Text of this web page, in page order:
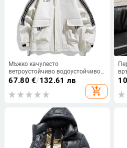
Мъжко качулесто
ветроустойчиво водоустойчиво
яке, цип отпред, свободен крой,
67.80 €/132.61 лв
add_shopping_cart